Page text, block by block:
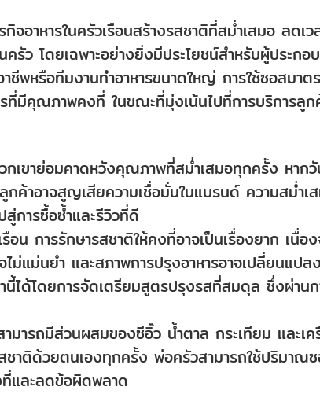
จอาหารในครัวเรือนสร้างรสชาติที่สม่ำเสมอ ลดเว
ครัว โดยเฉพาะอย่างยิ่งมีประโยชน์สำหรับผู้ประกอ
ชีพหรือทีมงานทำอาหารขนาดใหญ่ การใช้ซอสมาต
รที่มีคุณภาพคงที่ ในขณะที่มุ่งเน้นไปที่การบริการลู
กเขาย่อมคาดหวังคุณภาพที่สม่ำเสมอทุกครั้ง หากวั
ค้าอาจสูญเสียความเชื่อมั่นในแบรนด์ ความสม่ำเส
สู่การซื้อซ้ำและรีวิวที่ดี
รือน การรักษารสชาติให้คงที่อาจเป็นเรื่องยาก เนื่
ม่แม่นยำ และสภาพการปรุงอาหารอาจเปลี่ยนแปล
นี้ได้โดยการจัดเตรียมสูตรปรุงรสที่สมดุล ซึ่งผ่าน
มารถมีส่วนผสมของซีอิ๊ว น้ำตาล กระเทียม และเ
าติด้วยตนเองทุกครั้ง พ่อครัวสามารถใช้ปริมาณซ
และลดข้อผิดพลาด